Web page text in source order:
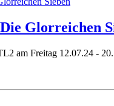
Glorreichen
am Freitag 12.07.24 -